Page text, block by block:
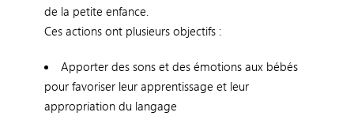
de la petite enfance.
Ces actions ont plusieurs objectifs :
Apporter des sons et des émotions aux bébés
pour favoriser leur apprentissage et leur
appropriation du langage